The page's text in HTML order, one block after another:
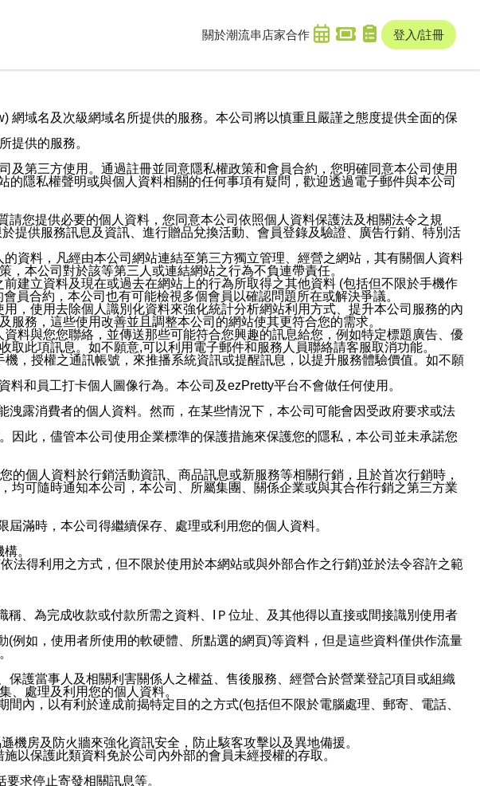
關於潮流串 店家合作 登入/註冊
網域名及次級網域名所提供的服務。本公司將以慎重且嚴謹之態度提供全面的保
提供的服務。
第三方使用。通過註冊並同意隱私權政策和會員合約，您明確同意本公司使用
隱私權聲明或與個人資料相關的任何事項有疑問，歡迎透過電子郵件與本公司
您提供必要的個人資料，您同意本公司依照個人資料保護法及相關法令之規
提供服務訊息及資訊、進行贈品兌換活動、會員登錄及驗證、廣告行銷、特別活
資料，凡經由本公司網站連結至第三方獨立管理、經營之網站，其有關個人資料
本公司對於該等第三人或連結網站之行為不負連帶責任。
建立資料及現在或過去在網站上的行為所取得之其他資料 (包括但不限於手機作
員合約，本公司也有可能檢視多個會員以確認問題所在或解決爭議。
，使用去除個人識別化資料來強化統計分析網站利用方式、提升本公司服務的內
務，這些使用改善並且調整本公司的網站使其更符合您的需求。
料與您您聯絡，並傳送那些可能符合您興趣的訊息給您，例如特定標題廣告、優
此項訊息。如不願意,可以利用電子郵件和服務人員聯絡請客服取消功能。
，授權之通訊帳號，來推播系統資訊或提醒訊息，以提升服務體驗價值。如不願
和員工打卡個人圖像行為。本公司及ezPretty平台不會做任何使用。
露消費者的個人資料。然而，在某些情況下，本公司可能會因受政府要求或法
此，儘管本公司使用企業標準的保護措施來保護您的隱私，本公司並未承諾您
個人資料於行銷活動資訊、商品訊息或新服務等相關行銷，且於首次行銷時，
可隨時通知本公司，本公司、所屬集團、關係企業或與其合作行銷之第三方業
滿時，本公司得繼續保存、處理或利用您的個人資料。
。
法得利用之方式，但不限於使用於本網站或與外部合作之行銷)並於法令容許之範
、為完成收款或付款所需之資料、IＰ位址、及其他得以直接或間接識別使用者
例如，使用者所使用的軟硬體、所點選的網頁)等資料，但是這些資料僅供作流量
護當事人及相關利害關係人之權益、售後服務、經營合於營業登記項目或組織
、處理及利用您的個人資料。
內，以有利於達成前揭特定目的之方式(包括但不限於電腦處理、郵寄、電話、
機房及防火牆來強化資訊安全，防止駭客攻擊以及異地備援。
以保護此類資料免於公司內外部的會員未經授權的存取。
求停止寄發相關訊息等。